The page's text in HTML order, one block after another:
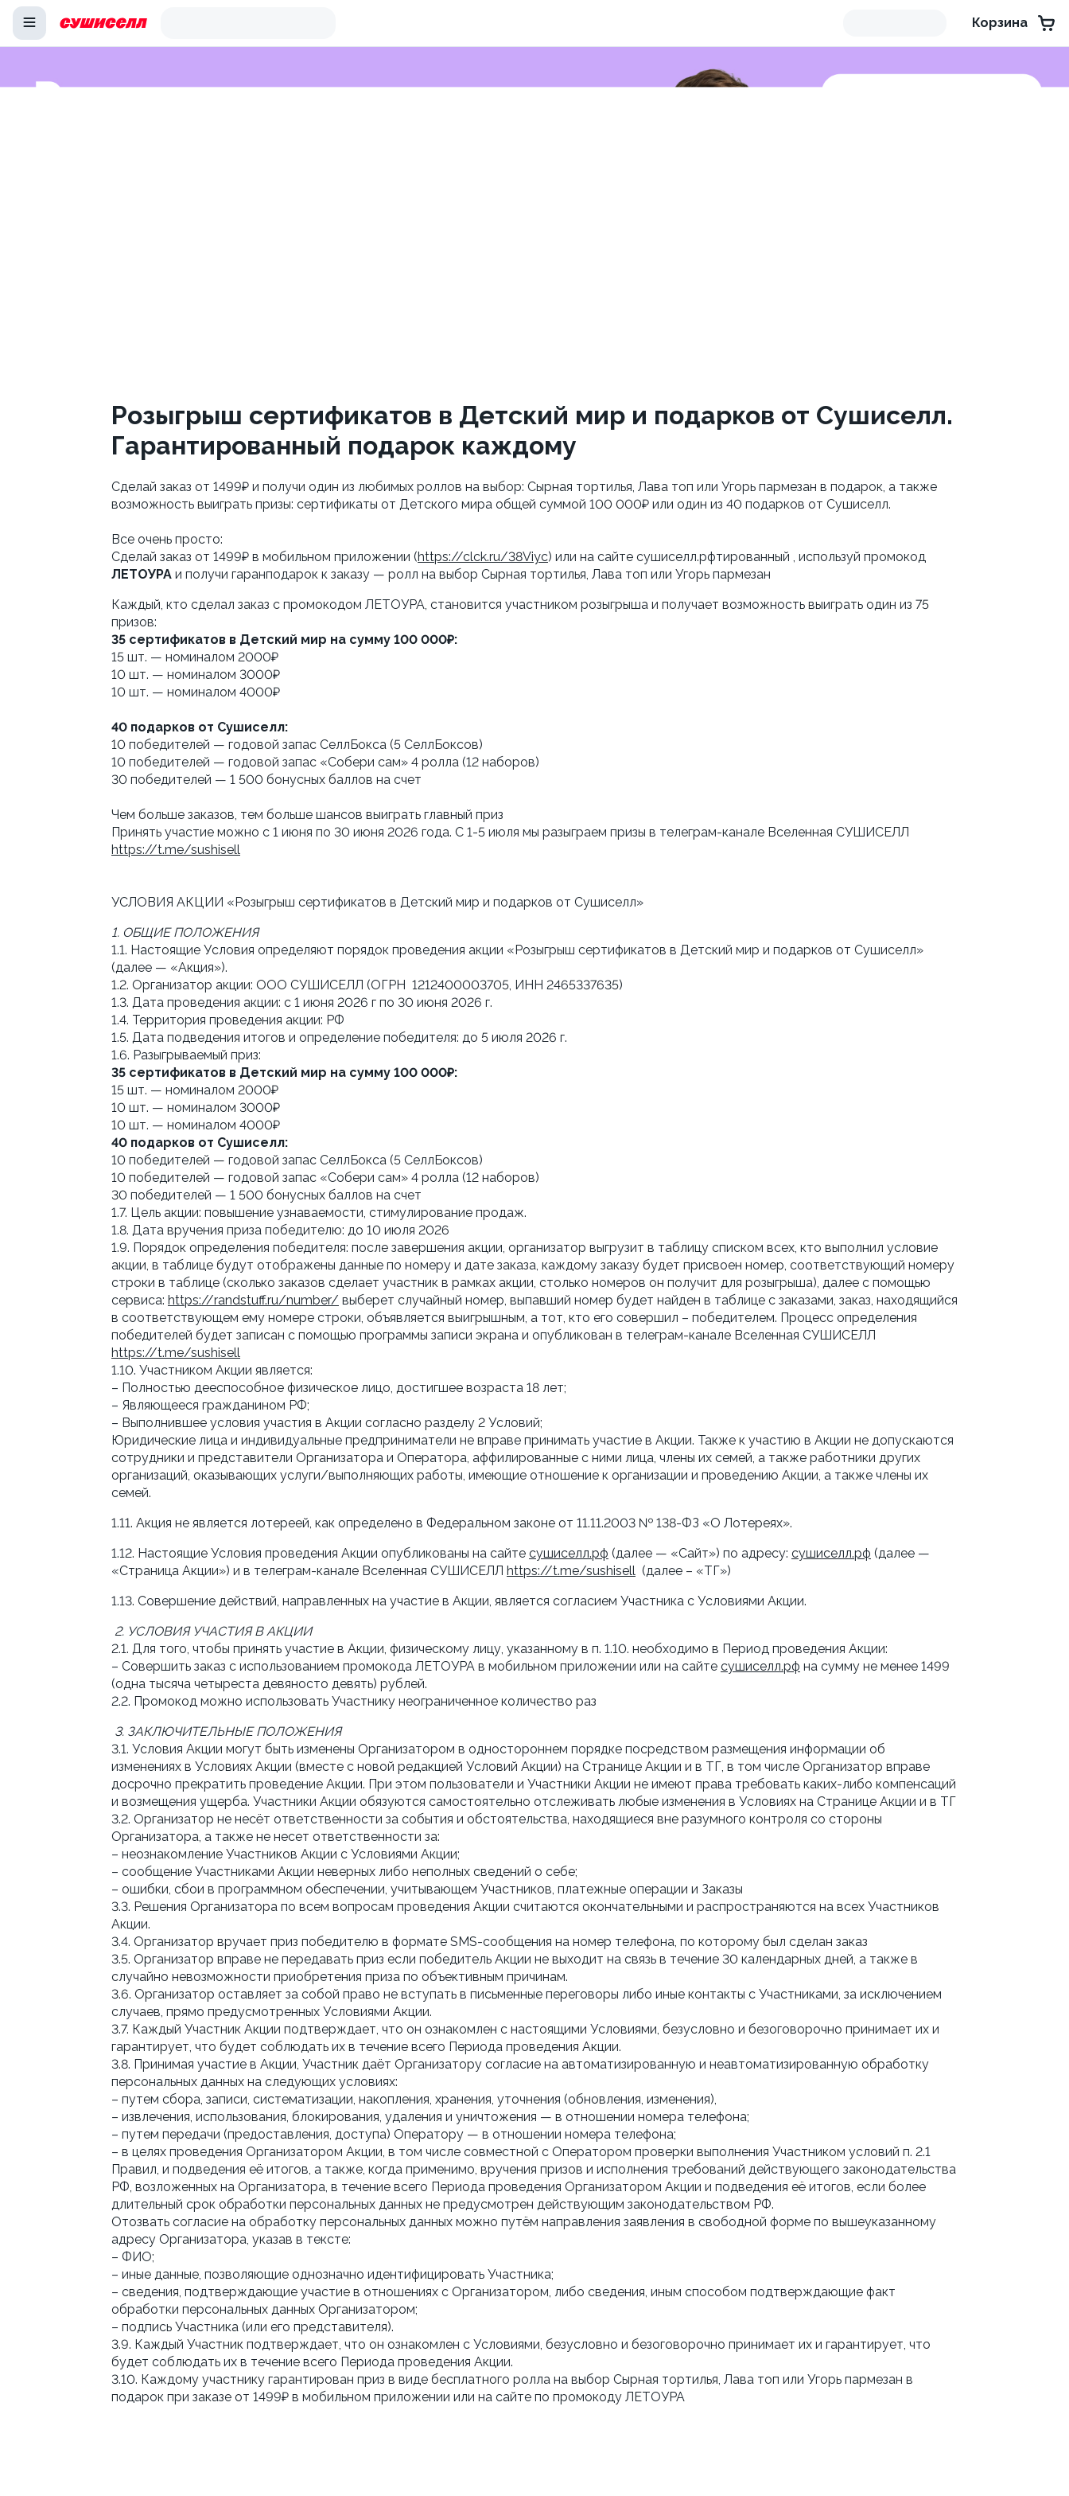
Корзина
Розыгрыш сертификатов в Детский мир и подарков от Сушиселл.
Гарантированный подарок каждому
Сделай заказ от 1499₽ и получи один из любимых роллов на выбор: Сырная тортилья, Лава топ или Угорь пармезан в подарок, а также
возможность выиграть призы: сертификаты от Детского мира общей суммой 100 000₽ или один из 40 подарков от Сушиселл.
Все очень просто:
Сделай заказ от 1499₽ в мобильном приложении (https://clck.ru/38Viyc
ЛЕТОУРА и получи гаранподарок к заказу — ролл на выбор Сырная тортилья, Лава топ или Угорь пармезан
Каждый, кто сделал заказ с промокодом ЛЕТОУРА, становится участником розыгрыша и получает возможность выиграть один из 75
призов:
35 сертификатов в Детский мир на сумму 100 000₽:
15 шт. — номиналом 2000₽
10 шт. — номиналом 3000₽
10 шт. — номиналом 4000₽
40 подарков от Сушиселл:
10 победителей — годовой запас СеллБокса (5 СеллБоксов)
10 победителей — годовой запас «Собери сам» 4 ролла (12 наборов)
30 победителей — 1 500 бонусных баллов на счет
Чем больше заказов, тем больше шансов выиграть главный приз
https://t.me/sushisell
УСЛОВИЯ АКЦИИ «Розыгрыш сертификатов в Детский мир и подарков от Сушиселл»
1. ОБЩИЕ ПОЛОЖЕНИЯ
1.1. Настоящие Условия определяют порядок проведения акции «Розыгрыш сертификатов в Детский мир и подарков от Сушиселл»
(далее — «Акция»).
1.2. Организатор акции: ООО СУШИСЕЛЛ (ОГРН  1212400003705, ИНН 2465337635)
1.3. Дата проведения акции: с 1 июня 2026 г по 30 июня 2026 г.
1.4. Территория проведения акции: РФ
1.5. Дата подведения итогов и определение победителя: до 5 июля 2026 г.
1.6. Разыгрываемый приз:
35 сертификатов в Детский мир на сумму 100 000₽:
15 шт. — номиналом 2000₽
10 шт. — номиналом 3000₽
10 шт. — номиналом 4000₽
40 подарков от Сушиселл:
10 победителей — годовой запас СеллБокса (5 СеллБоксов)
10 победителей — годовой запас «Собери сам» 4 ролла (12 наборов)
30 победителей — 1 500 бонусных баллов на счет
1.7. Цель акции: повышение узнаваемости, стимулирование продаж.
1.8. Дата вручения приза победителю: до 10 июля 2026
1.9. Порядок определения победителя: после завершения акции, организатор выгрузит в таблицу списком всех, кто выполнил условие
акции, в таблице будут отображены данные по номеру и дате заказа, каждому заказу будет присвоен номер, соответствующий номеру
строки в таблице (сколько заказов сделает участник в рамках акции, столько номеров он получит для розыгрыша), далее с помощью
сервиса: https://randstuff.ru/number/ выберет случайный номер, выпавший номер будет найден в таблице с заказами, заказ, находящийся
в соответствующем ему номере строки, объявляется выигрышным, а тот, кто его совершил – победителем. Процесс определения
https://t.me/sushisell
1.10. Участником Акции является:
– Полностью дееспособное физическое лицо, достигшее возраста 18 лет;
– Являющееся гражданином РФ;
– Выполнившее условия участия в Акции согласно разделу 2 Условий;
Юридические лица и индивидуальные предприниматели не вправе принимать участие в Акции. Также к участию в Акции не допускаются
сотрудники и представители Организатора и Оператора, аффилированные с ними лица, члены их семей, а также работники других
организаций, оказывающих услуги/выполняющих работы, имеющие отношение к организации и проведению Акции, а также члены их
семей.
1.11. Акция не является лотереей, как определено в Федеральном законе от 11.11.2003 № 138-ФЗ «О Лотереях».
1.12. Настоящие Условия проведения Акции опубликованы на сайте сушиселл.рф (далее — «Сайт») по адресу: сушиселл.рф (далее —
«Страница Акции») и в телеграм-канале Вселенная СУШИСЕЛЛ https://t.me/sushisell (далее – «ТГ»)
1.13. Совершение действий, направленных на участие в Акции, является согласием Участника с Условиями Акции.
2. УСЛОВИЯ УЧАСТИЯ В АКЦИИ
2.1. Для того, чтобы принять участие в Акции, физическому лицу, указанному в п. 1.10. необходимо в Период проведения Акции:
– Совершить заказ с использованием промокода ЛЕТОУРА в мобильном приложении или на сайте сушиселл.рф на сумму не менее 1499
(одна тысяча четыреста девяносто девять) рублей.
2.2. Промокод можно использовать Участнику неограниченное количество раз
3. ЗАКЛЮЧИТЕЛЬНЫЕ ПОЛОЖЕНИЯ
3.1. Условия Акции могут быть изменены Организатором в одностороннем порядке посредством размещения информации об
изменениях в Условиях Акции (вместе с новой редакцией Условий Акции) на Странице Акции и в ТГ, в том числе Организатор вправе
досрочно прекратить проведение Акции. При этом пользователи и Участники Акции не имеют права требовать каких-либо компенсаций
и возмещения ущерба. Участники Акции обязуются самостоятельно отслеживать любые изменения в Условиях на Странице Акции и в ТГ
3.2. Организатор не несёт ответственности за события и обстоятельства, находящиеся вне разумного контроля со стороны
Организатора, а также не несет ответственности за:
– неознакомление Участников Акции с Условиями Акции;
– сообщение Участниками Акции неверных либо неполных сведений о себе;
– ошибки, сбои в программном обеспечении, учитывающем Участников, платежные операции и Заказы
3.3. Решения Организатора по всем вопросам проведения Акции считаются окончательными и распространяются на всех Участников
Акции.
3.4. Организатор вручает приз победителю в формате SMS-сообщения на номер телефона, по которому был сделан заказ
3.5. Организатор вправе не передавать приз если победитель Акции не выходит на связь в течение 30 календарных дней, а также в
случайно невозможности приобретения приза по объективным причинам.
3.6. Организатор оставляет за собой право не вступать в письменные переговоры либо иные контакты с Участниками, за исключением
случаев, прямо предусмотренных Условиями Акции.
3.7. Каждый Участник Акции подтверждает, что он ознакомлен с настоящими Условиями, безусловно и безоговорочно принимает их и
гарантирует, что будет соблюдать их в течение всего Периода проведения Акции.
3.8. Принимая участие в Акции, Участник даёт Организатору согласие на автоматизированную и неавтоматизированную обработку
персональных данных на следующих условиях:
– путем сбора, записи, систематизации, накопления, хранения, уточнения (обновления, изменения),
– извлечения, использования, блокирования, удаления и уничтожения — в отношении номера телефона;
– путем передачи (предоставления, доступа) Оператору — в отношении номера телефона;
– в целях проведения Организатором Акции, в том числе совместной с Оператором проверки выполнения Участником условий п. 2.1
Правил, и подведения её итогов, а также, когда применимо, вручения призов и исполнения требований действующего законодательства
РФ, возложенных на Организатора, в течение всего Периода проведения Организатором Акции и подведения её итогов, если более
длительный срок обработки персональных данных не предусмотрен действующим законодательством РФ.
Отозвать согласие на обработку персональных данных можно путём направления заявления в свободной форме по вышеуказанному
адресу Организатора, указав в тексте:
– ФИО;
– иные данные, позволяющие однозначно идентифицировать Участника;
– сведения, подтверждающие участие в отношениях с Организатором, либо сведения, иным способом подтверждающие факт
обработки персональных данных Организатором;
– подпись Участника (или его представителя).
3.9. Каждый Участник подтверждает, что он ознакомлен с Условиями, безусловно и безоговорочно принимает их и гарантирует, что
будет соблюдать их в течение всего Периода проведения Акции.
3.10. Каждому участнику гарантирован приз в виде бесплатного ролла на выбор Сырная тортилья, Лава топ или Угорь пармезан в
подарок при заказе от 1499₽ в мобильном приложении или на сайте по промокоду ЛЕТОУРА